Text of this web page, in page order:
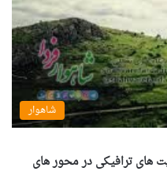
شاهوار
های ترافیکی در محور های